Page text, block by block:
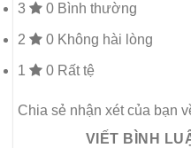
3 0 Bình thường
2 0 Không hài lòng
1 0 Rất tệ
Chia sẻ nhận xét của bạn
VIẾT BÌNH